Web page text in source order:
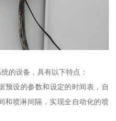
的设备，具有以下特点：
预设的参数和设定的时间表，自
和喷淋间隔，实现全自动化的喷